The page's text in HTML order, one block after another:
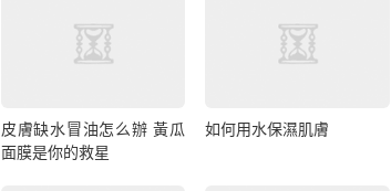
皮膚缺水冒油怎么辦 黃瓜
面膜是你的救星
如何用水保濕肌膚